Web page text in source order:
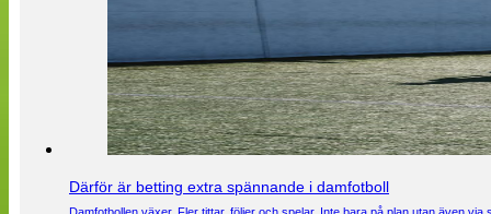
Därför är betting extra spännande i damfotboll